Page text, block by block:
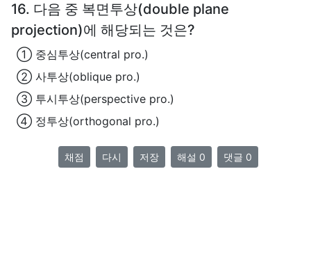
16. 다음 중 복면투상(double plane
projection)에 해당되는 것은?
① 중심투상(central pro.)
② 사투상(oblique pro.)
③ 투시투상(perspective pro.)
④ 정투상(orthogonal pro.)
채점 다시 저장 해설 0 댓글 0